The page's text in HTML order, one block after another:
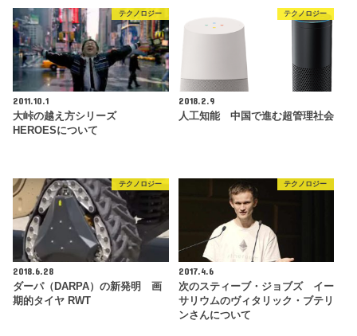
テクノロジー
2011.10.1
大峠の越え方シリーズ
HEROESについて
テクノロジー
2018.2.9
人工知能 中国で進む超管理社会
テクノロジー
2018.6.28
ダーパ（DARPA）の新発明 画
期的タイヤ RWT
テクノロジー
2017.4.6
次のスティーブ・ジョブズ イー
サリウムのヴィタリック・ブテリ
ンさんについて